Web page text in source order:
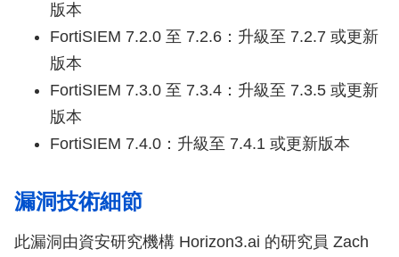
版本
FortiSIEM 7.2.0 至 7.2.6：升級至 7.2.7 或更新
版本
FortiSIEM 7.3.0 至 7.3.4：升級至 7.3.5 或更新
版本
FortiSIEM 7.4.0：升級至 7.4.1 或更新版本
漏洞技術細節
此漏洞由資安研究機構 Horizon3.ai 的研究員 Zach